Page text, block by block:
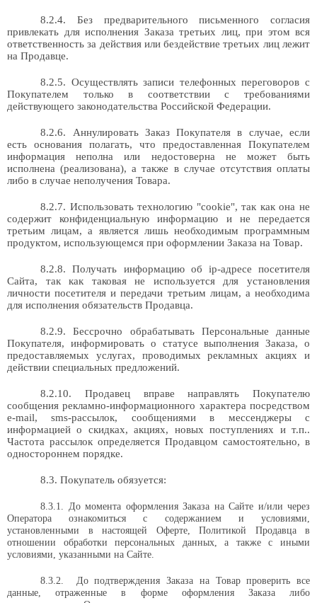
8.2.4. Без предварительного письменного согласия
привлекать для исполнения Заказа третьих лиц, при этом вся
ответственность за действия или бездействие третьих лиц лежит
на Продавце.
8.2.5. Осуществлять записи телефонных переговоров с
Покупателем только в соответствии с требованиями
действующего законодательства Российской Федерации.
8.2.6. Аннулировать Заказ Покупателя в случае, если
есть основания полагать, что предоставленная Покупателем
информация неполна или недостоверна не может быть
исполнена (реализована), а также в случае отсутствия оплаты
либо в случае неполучения Товара.
8.2.7. Использовать технологию "cookie", так как она не
содержит конфиденциальную информацию и не передается
третьим лицам, а является лишь необходимым программным
продуктом, использующемся при оформлении Заказа на Товар.
8.2.8. Получать информацию об ip-адресе посетителя
Сайта, так как таковая не используется для установления
личности посетителя и передачи третьим лицам, а необходима
для исполнения обязательств Продавца.
8.2.9. Бессрочно обрабатывать Персональные данные
Покупателя, информировать о статусе выполнения Заказа, о
предоставляемых услугах, проводимых рекламных акциях и
действии специальных предложений.
8.2.10. Продавец вправе направлять Покупателю
сообщения рекламно-информационного характера посредством
e-mail, sms-рассылок, сообщениями в мессенджеры с
информацией о скидках, акциях, новых поступлениях и т.п..
Частота рассылок определяется Продавцом самостоятельно, в
одностороннем порядке.
8.3. Покупатель обязуется:
8.3.1. До момента оформления Заказа на Сайте и/или через
Оператора ознакомиться с содержанием и условиями,
установленными в настоящей Оферте, Политикой Продавца в
отношении обработки персональных данных, а также с иными
условиями, указанными на Сайте.
8.3.2.
До подтверждения Заказа на Товар проверить все
данные, отраженные в форме оформления Заказа либо